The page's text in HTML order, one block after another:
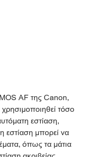
AF της Canon,
τόσο
εστίαση,
εστίαση μπορεί να
όπως τα μάτια